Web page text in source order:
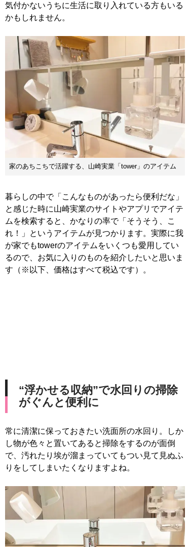
気付かないうちに生活に取り入れている方もいる
かもしれません。
家のあちこちで活躍する、山崎実業「tower」のアイテム
暮らしの中で「こんなものがあったら便利だな」
と感じた時に山崎実業のサイトやアプリでアイテ
ムを検索すると、かなりの率で「そうそう、こ
れ！」というアイテムが見つかります。実際に我
が家でもtowerのアイテムをいくつも愛用してい
るので、お気に入りのものを紹介したいと思いま
す（※以下、価格はすべて税込です）。
“浮かせる収納”で水回りの掃除
がぐんと便利に
常に清潔に保っておきたい洗面所の水回り。しか
し物が色々と置いてあると掃除をするのが面倒
で、汚れたり埃が溜まっていてもつい見て見ぬふ
りをしてしまいたくなりますよね。